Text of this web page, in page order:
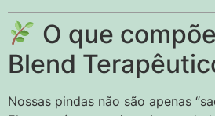
O que
Blend
Nossas pindas não são apenas